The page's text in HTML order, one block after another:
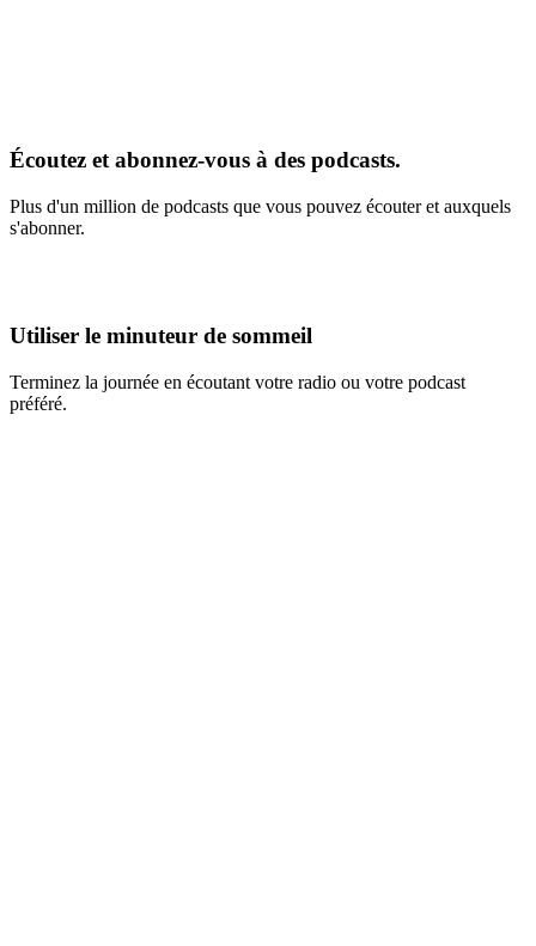
Écoutez et abonnez-vous à des podcasts.
Plus d'un million de podcasts que vous pouvez écouter et auxquels
s'abonner.
Utiliser le minuteur de sommeil
Terminez la journée en écoutant votre radio ou votre podcast
préféré.